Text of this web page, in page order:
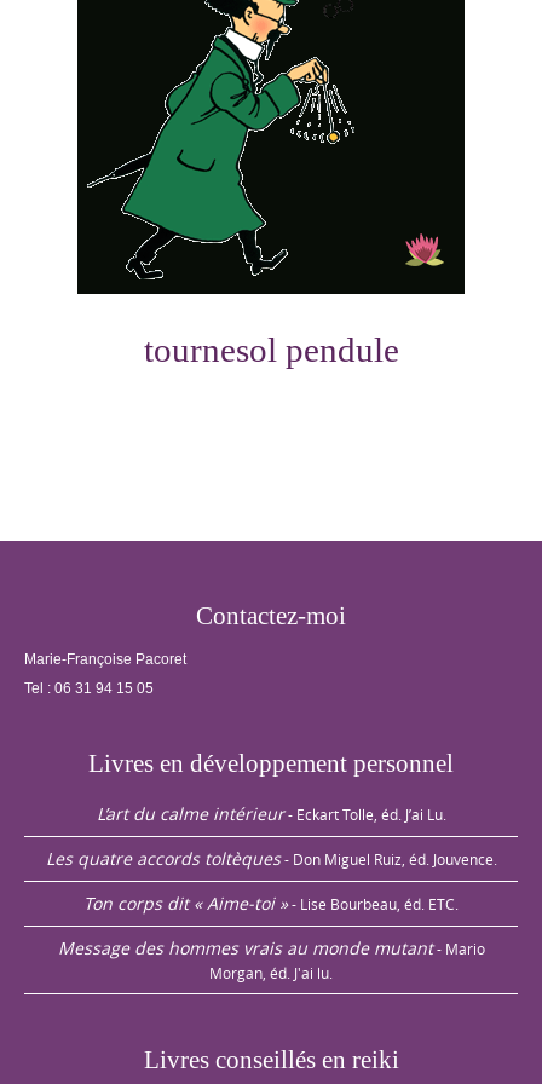
tournesol pendule
Contactez-moi
Marie-Françoise Pacoret
Tel : 06 31 94 15 05
Livres en développement personnel
L’art du calme intérieur - Eckart Tolle, éd. J’ai Lu.
Les quatre accords toltèques - Don Miguel Ruiz, éd. Jouvence.
Ton corps dit « Aime-toi »- Lise Bourbeau, éd. ETC.
Message des hommes vrais au monde mutant - Mario
Morgan, éd. J'ai lu.
Livres conseillés en reiki